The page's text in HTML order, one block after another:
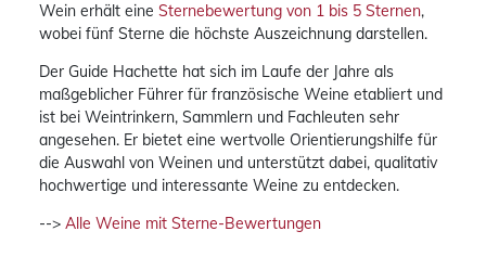
Wein erhält eine Sternebewertung von 1 bis 5 Sternen,
wobei fünf Sterne die höchste Auszeichnung darstellen.
Der Guide Hachette hat sich im Laufe der Jahre als
maßgeblicher Führer für französische Weine etabliert und
ist bei Weintrinkern, Sammlern und Fachleuten sehr
angesehen. Er bietet eine wertvolle Orientierungshilfe für
die Auswahl von Weinen und unterstützt dabei, qualitativ
hochwertige und interessante Weine zu entdecken.
--> Alle Weine mit Sterne-Bewertungen